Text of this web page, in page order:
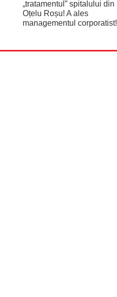
„tratamentul” spitalului din
Oțelu Roșu! A ales
managementul corporatist!